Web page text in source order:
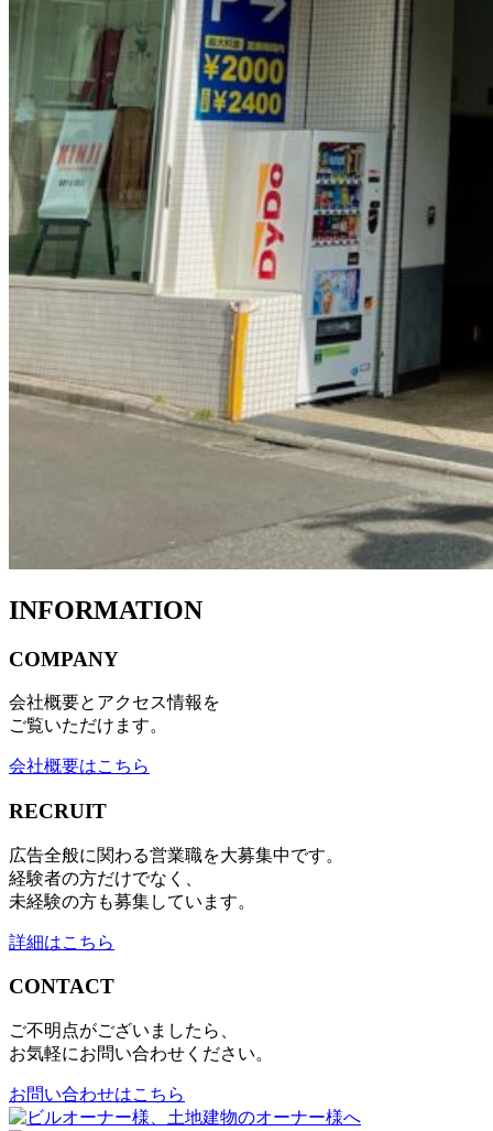
INFORMATION
COMPANY
会社概要とアクセス情報を
ご覧いただけます。
会社概要はこちら
RECRUIT
広告全般に関わる営業職を大募集中です。
経験者の方だけでなく、
未経験の方も募集しています。
詳細はこちら
CONTACT
ご不明点がございましたら、
お気軽にお問い合わせください。
お問い合わせはこちら